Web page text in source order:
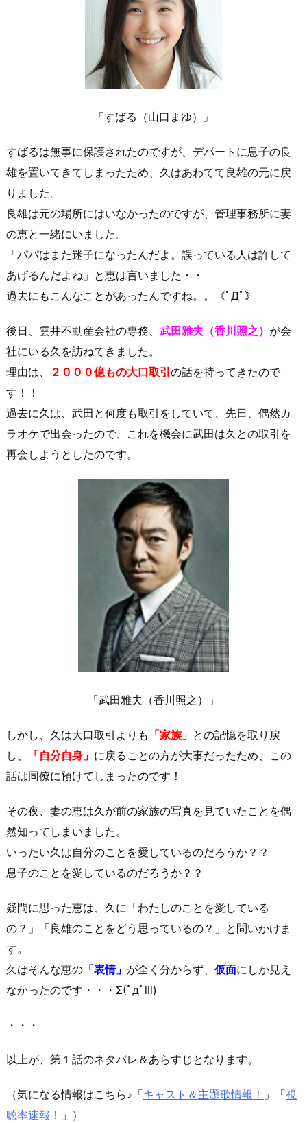
「すばる（山口まゆ）」
すばるは無事に保護されたのですが、デパートに息子の良
雄を置いてきてしまったため、久はあわてて良雄の元に戻
りました。
良雄は元の場所にはいなかったのですが、管理事務所に妻
の恵と一緒にいました。
「パパはまた迷子になったんだよ。誤っている人は許して
あげるんだよね」と恵は言いました・・
過去にもこんなことがあったんですね。。《ﾟДﾟ》
後日、雲井不動産会社の専務、 武田雅夫（香川照之） が会
社にいる久を訪ねてきました。
理由は、
２０００億もの大口取引 の話を持ってきたので
す！！
過去に久は、武田と何度も取引をしていて、先日、偶然カ
ラオケで出会ったので、これを機会に武田は久との取引を
再会しようとしたのです。
「武田雅夫（香川照之）」
しかし、久は大口取引よりも 「家族」 との記憶を取り戻
し、
「自分自身」 に戻ることの方が大事だったため、この
話は同僚に預けてしまったのです！
その夜、妻の恵は久が前の家族の写真を見ていたことを偶
然知ってしまいました。
いったい久は自分のことを愛しているのだろうか？？
息子のことを愛しているのだろうか？？
疑問に思った恵は、久に「わたしのことを愛している
の？」「良雄のことをどう思っているの？」と問いかけま
す。
久はそんな恵の 「表情」 が全く分からず、 仮面にしか見え
なかったのです・・・Σ(ﾟдﾟlll)
・・・
以上が、第１話のネタバレ＆あらすじとなります。
（気になる情報はこちら♪「キャスト＆主題歌情報！ 」「視
聴率速報！ 」）